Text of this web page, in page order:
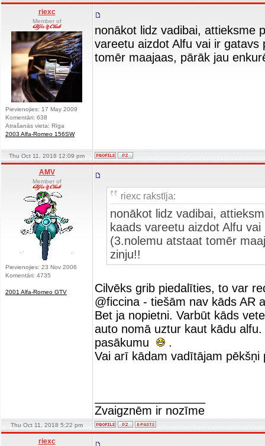
riexc
Member of
Pievienojies: 17 May 2009
Komentāri: 638
Atrašanās vieta: Rīga
2003 Alfa-Romeo 156SW
nonākot lidz vadibai,
vareetu aizdot Alfu vai ir
tomēr maajaas, pārāk jau
Thu Oct 11, 2018 12:09 pm
AMV
Member of
Pievienojies: 23 Nov 2006
Komentāri: 4735
2001 Alfa-Romeo GTV
riexc rakstīja:
nonākot lidz vadibai,
kaads vareetu aizdot Alfu
(3.nolemu atstaat tomēr
zinju!!
Cilvēks grib piedalīties, to var
@ficcina - tiešām nav kāds
Bet ja nopietni. Varbūt kāds
auto nomā uztur kaut kādu
pasākumu
.
Vai arī kādam vadītājam
Zvaigznēm ir nozīme
Thu Oct 11, 2018 5:22 pm
riexc